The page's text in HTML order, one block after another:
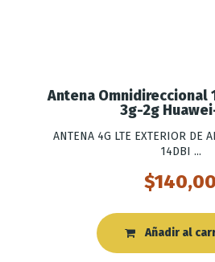
Antena Omnidireccional
3g-2g
ANTENA 4G LTE EXTERIOR DE
14DBI ...
$140,00
Añadir al